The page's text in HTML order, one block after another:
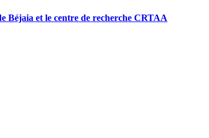
Béjaia et le centre de recherche CRTAA